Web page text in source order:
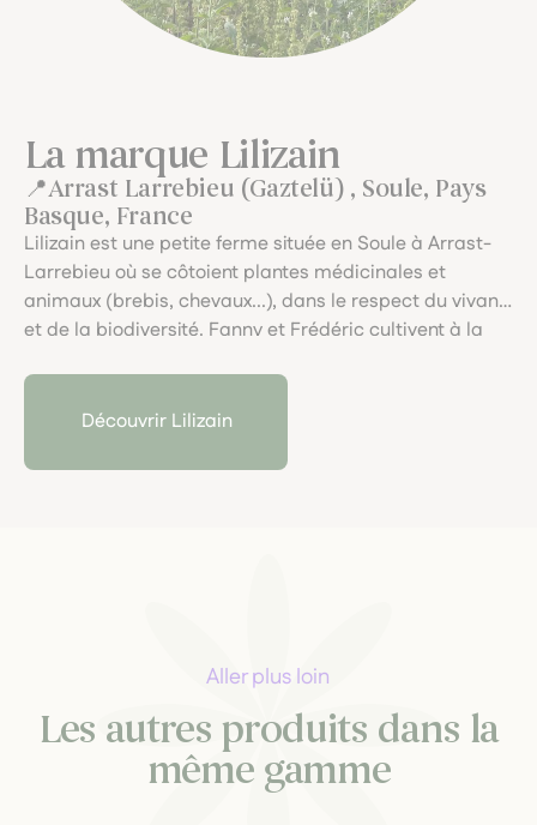
La marque Lilizain
Arrast Larrebieu (Gaztelü) , Soule, Pays
Basque, France
Lilizain est une petite ferme située en Soule à Arrast-
Larrebieu où se côtoient plantes médicinales et
animaux (brebis, chevaux...), dans le respect du vivant
et de la biodiversité. Fanny et Frédéric cultivent à la
de Gaztelü, de la graine jusqu'à la plante et pratiquent
des cueillettes de plantes sauvages.Eaux florales,
aromates) issus de plantes transformées par leurs
Découvrir Lilizain
Aller plus loin
Les autres produits dans la
même gamme